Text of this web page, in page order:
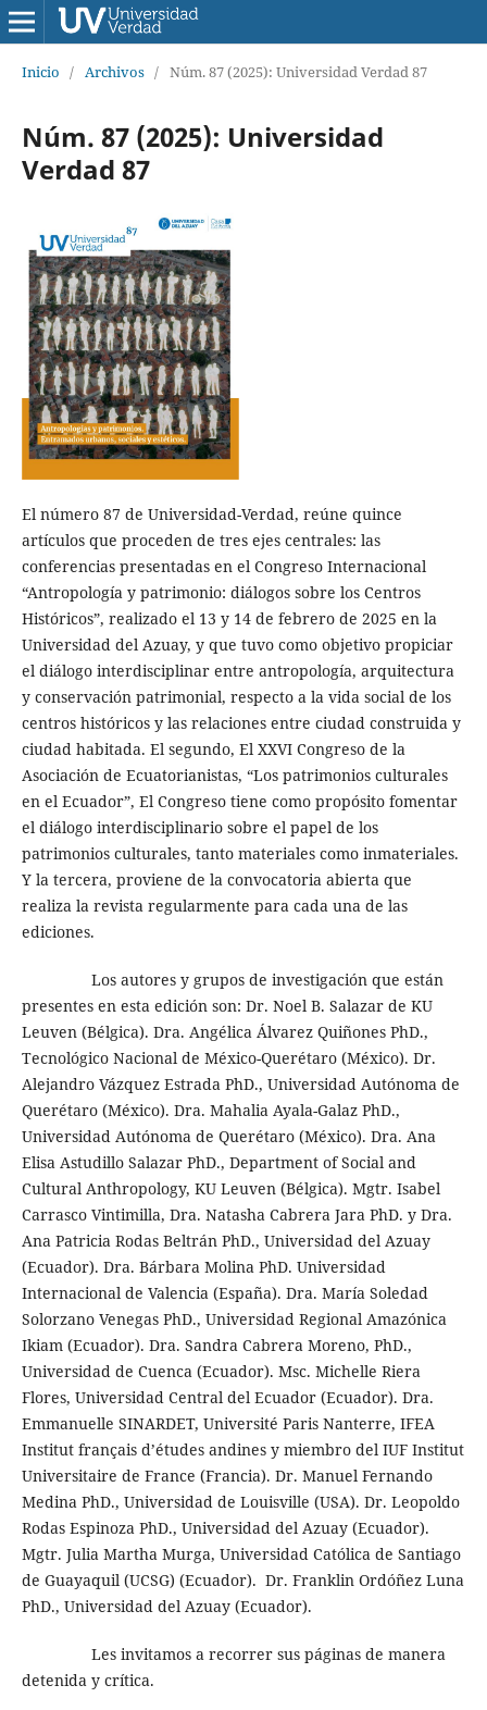
Inicio / Archivos / Núm. 87 (2025): Universidad Verdad 87
Núm. 87 (2025): Universidad
Verdad 87
El número 87 de Universidad-Verdad, reúne quince
artículos que proceden de tres ejes centrales: las
conferencias presentadas en el Congreso Internacional
“Antropología y patrimonio: diálogos sobre los Centros
Históricos”, realizado el 13 y 14 de febrero de 2025 en la
Universidad del Azuay, y que tuvo como objetivo propiciar
el diálogo interdisciplinar entre antropología, arquitectura
y conservación patrimonial, respecto a la vida social de los
centros históricos y las relaciones entre ciudad construida y
ciudad habitada. El segundo, El XXVI Congreso de la
Asociación de Ecuatorianistas, “Los patrimonios culturales
en el Ecuador”, El Congreso tiene como propósito fomentar
el diálogo interdisciplinario sobre el papel de los
patrimonios culturales, tanto materiales como inmateriales.
Y la tercera, proviene de la convocatoria abierta que
realiza la revista regularmente para cada una de las
ediciones.
Los autores y grupos de investigación que están
presentes en esta edición son: Dr. Noel B. Salazar de KU
Leuven (Bélgica). Dra. Angélica Álvarez Quiñones PhD.,
Tecnológico Nacional de México-Querétaro (México). Dr.
Alejandro Vázquez Estrada PhD., Universidad Autónoma de
Querétaro (México). Dra. Mahalia Ayala-Galaz PhD.,
Universidad Autónoma de Querétaro (México). Dra. Ana
Elisa Astudillo Salazar PhD., Department of Social and
Cultural Anthropology, KU Leuven (Bélgica). Mgtr. Isabel
Carrasco Vintimilla, Dra. Natasha Cabrera Jara PhD. y Dra.
Ana Patricia Rodas Beltrán PhD., Universidad del Azuay
(Ecuador). Dra. Bárbara Molina PhD. Universidad
Internacional de Valencia (España). Dra. María Soledad
Solorzano Venegas PhD., Universidad Regional Amazónica
Ikiam (Ecuador). Dra. Sandra Cabrera Moreno, PhD.,
Universidad de Cuenca (Ecuador). Msc. Michelle Riera
Flores, Universidad Central del Ecuador (Ecuador). Dra.
Emmanuelle SINARDET, Université Paris Nanterre, IFEA
Institut français d’études andines y miembro del IUF Institut
Universitaire de France (Francia). Dr. Manuel Fernando
Medina PhD., Universidad de Louisville (USA). Dr. Leopoldo
Rodas Espinoza PhD., Universidad del Azuay (Ecuador).
Mgtr. Julia Martha Murga, Universidad Católica de Santiago
de Guayaquil (UCSG) (Ecuador). Dr. Franklin Ordóñez Luna
PhD., Universidad del Azuay (Ecuador).
Les invitamos a recorrer sus páginas de manera
detenida y crítica.